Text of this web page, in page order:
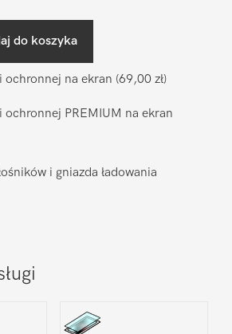
do koszyka
ochronnej na ekran (69,00 zł)
ochronnej PREMIUM na ekran
i gniazda ładowania